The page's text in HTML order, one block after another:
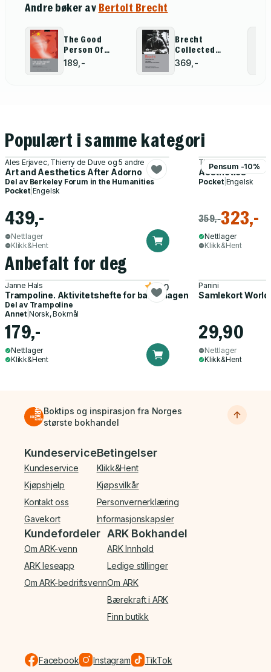
Andre bøker av Bertolt Brecht
The Good
Person Of
Szechwan
189,-
Brecht
Collected
Plays: 5
369,-
Populært i samme kategori
Ales Erjavec, Thierry de Duve og 5 andre
Art and Aesthetics After Adorno
Del av Berkeley Forum in the Humanities
Pocket| Engelsk
439,-
Nettlager
Klikk&Hent
Pensum -10%
Theodor W. Adorno,
Aesthetics
Pocket| Engelsk
359,-323,-
Nettlager
Klikk&Hent
Anbefalt for deg
Janne Hals
Trampoline. Aktivitetshefte for barnehagen
5.0
Del av Trampoline
Annet Norsk, Bokmål
179,-
Nettlager
Klikk&Hent
Panini
Samlekort
29,90
Nettlager
Klikk&Hent
Boktips og inspirasjon fra Norges
største bokhandel
Bunnmeny
Kundeservice
Kundeservice
Kjøpshjelp
Kontakt oss
Gavekort
Betingelser
Klikk&Hent
Kjøpsvilkår
Personvernerklæring
Informasjonskapsler
Kundefordeler
Om ARK-venn
ARK leseapp
Om ARK-bedriftsvenn
ARK Bokhandel
ARK Innhold
Ledige stillinger
Om ARK
Bærekraft i ARK
Finn butikk
Facebook Instagram TikTok